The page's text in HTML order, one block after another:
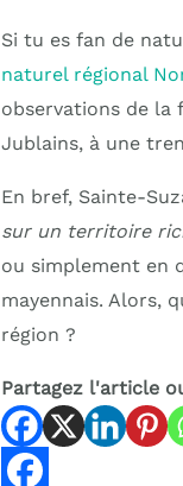
Si tu es fan de
naturel régional
observations de la
Jublains, à une
En bref, Sainte-
sur un territoire
ou simplement en
mayennais. Alors,
région ?
Partagez l'article